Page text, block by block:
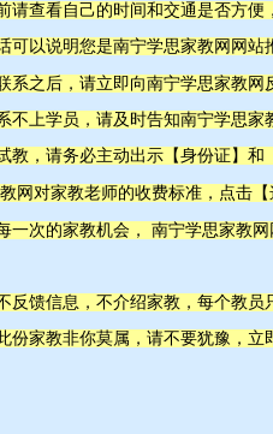
请查看自己的时间和交通是否方便
可以说明您是南宁学思家教网网站
系之后，请立即向南宁学思家教网
不上学员，请及时告知南宁学思家
教，请务必主动出示【身份证】和
网对家教老师的收费标准，点击【
一次的家教机会， 南宁学思家教网
反馈信息，不介绍家教，每个教员
份家教非你莫属，请不要犹豫，立